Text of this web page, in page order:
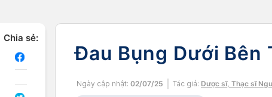
Chia sẻ:
Đau Bụng Dưới Bên
Ngày cập nhật: 02/07/25 Tác giả: Dược sĩ, Thạc sĩ